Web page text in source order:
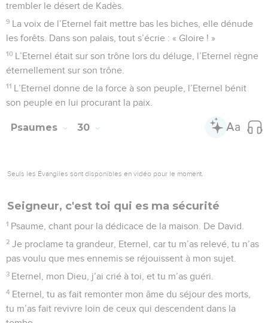
trembler le désert de Kadès.
9 La voix de l’Eternel fait mettre bas les biches, elle dénude
les forêts. Dans son palais, tout s’écrie : « Gloire ! »
10 L’Eternel était sur son trône lors du déluge, l’Eternel règne
éternellement sur son trône.
11 L’Eternel donne de la force à son peuple, l’Eternel bénit
son peuple en lui procurant la paix.
Psaumes 30
Seuls les Évangiles sont disponibles en vidéo pour le moment.
Seigneur, c'est toi qui es ma sécurité
1 Psaume, chant pour la dédicace de la maison. De David.
2 Je proclame ta grandeur, Eternel, car tu m’as relevé, tu n’as
pas voulu que mes ennemis se réjouissent à mon sujet.
3 Eternel, mon Dieu, j’ai crié à toi, et tu m’as guéri.
4 Eternel, tu as fait remonter mon âme du séjour des morts,
tu m’as fait revivre loin de ceux qui descendent dans la